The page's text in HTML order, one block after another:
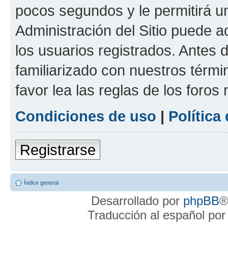
pocos segundos y le permitirá
Administración del Sitio puede
los usuarios registrados. Antes
familiarizado con nuestros
favor lea las reglas de los foros
Condiciones de uso | Política
Registrarse
Índice general
Desarrollado por phpBB
Traducción al español